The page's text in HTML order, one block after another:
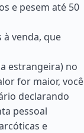
e pesem até 50
venda, que
estrangeira) no
for maior, você
declarando
pessoal
e